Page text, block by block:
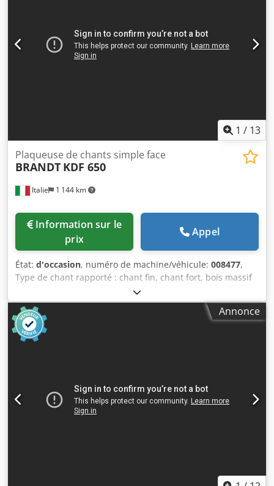
1 / 13
Italie 1 144 km
Plaqueuse de chants simple face
BRANDT KDF 650
prix
Appel
État: d'occasion, numéro de machine/véhicule: 008477,
Type de chant rapporté : chant fin, chant fort, bois massif
Système adhésif : EVA Fraisage d'assemblage: oui Cjdpfxjy
Hq Nve Am Usrf Unité multifonctionnelle : oui Vitesse
d'avance max. : 18 m/min Épaisseur maximale du panneau
: 60 mm Unités de travail : 7 non
Annonce